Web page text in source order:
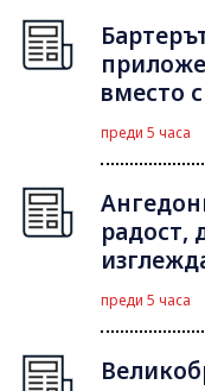
вместо
преди 5 часа
радост,
преди 5 часа